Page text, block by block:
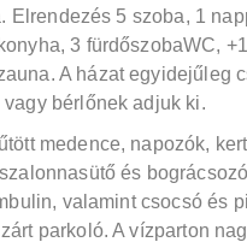
Elrendezés 5 szoba, 1
3 fürdőszobaWC,
A házat egyidejűleg
bérlőnek adjuk ki.
medence, napozók,
és
valamint csocsó és
parkoló. A vízparton